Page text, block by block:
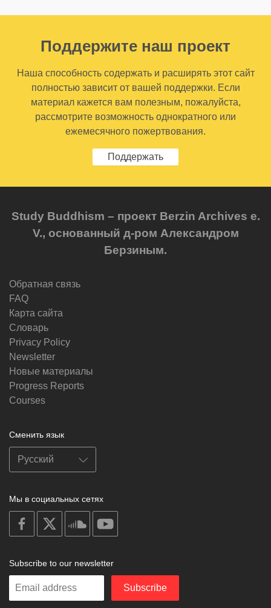
Поддержите наш проект
Наша способность содержать и расширять этот сайт
полностью зависит от вашей поддержки. Если
материал кажется вам полезным, пожалуйста,
рассмотрите возможность однократного или
ежемесячного пожертвования.
Поддержать
Study Buddhism – проект Berzin Archives e.
V., основанный д-ром Александром
Берзиным.
Обратная связь
FAQ
Карта сайта
Словарь
Privacy Policy
Newsletter
Новые материалы
Progress Reports
Courses
Сменить язык
Мы в социальных сетях
on
facebook
soundcloud
Subscribe to our newsletter
Enter
Subscribe